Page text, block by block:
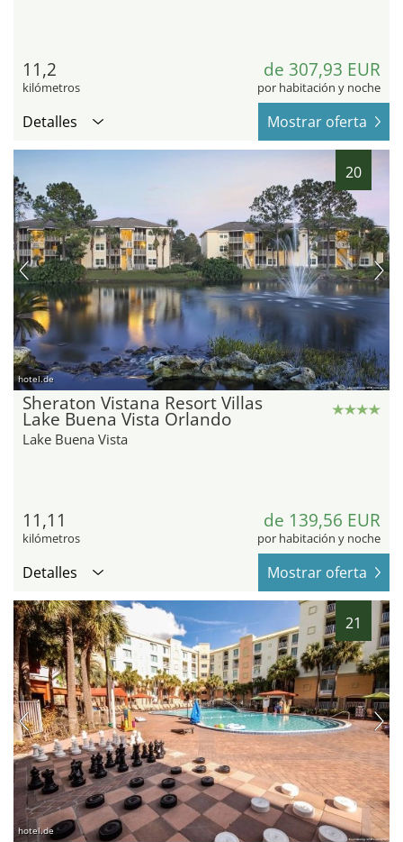
11,2
kilómetros
de 307,93 EUR
por habitación y noche
Detalles Mostrar oferta
20
hotel.de
Sheraton Vistana Resort Villas
Lake Buena Vista Orlando
Lake Buena Vista
11,11
kilómetros
de 139,56 EUR
por habitación y noche
Detalles Mostrar oferta
21
hotel.de